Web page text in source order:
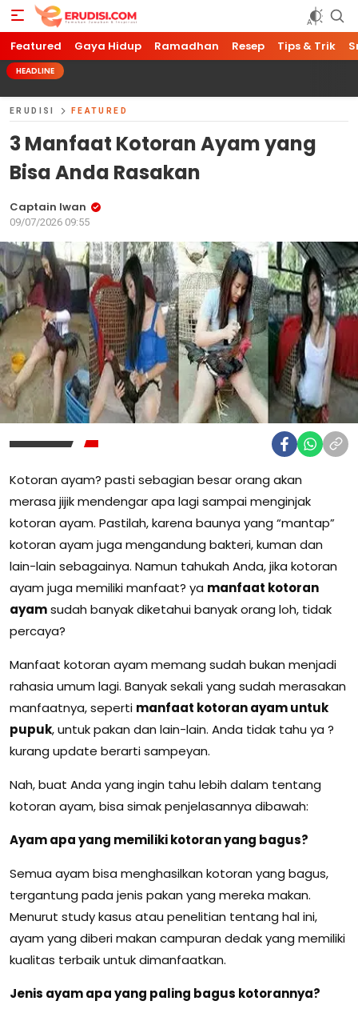
Featured Gaya Hidup Ramadhan Resep Tips & Trik
HEADLINE
ERUDISI FEATURED
3 Manfaat Kotoran Ayam yang
Bisa Anda Rasakan
Captain Iwan
09/07/2026 09:55
Kotoran ayam? pasti sebagian besar orang akan
merasa jijik mendengar apa lagi sampai menginjak
kotoran ayam. Pastilah, karena baunya yang “mantap”
kotoran ayam juga mengandung bakteri, kuman dan
lain-lain sebagainya. Namun tahukah Anda, jika kotoran
ayam juga memiliki manfaat? ya manfaat kotoran
ayamsudah banyak diketahui banyak orang loh, tidak
percaya?
Manfaat kotoran ayam memang sudah bukan menjadi
rahasia umum lagi. Banyak sekali yang sudah merasakan
manfaatnya, seperti manfaat kotoran ayam untuk
pupuk, untuk pakan dan lain-lain. Anda tidak tahu ya ?
kurang update berarti sampeyan.
Nah, buat Anda yang ingin tahu lebih dalam tentang
kotoran ayam, bisa simak penjelasannya dibawah:
Ayam apa yang memiliki kotoran yang bagus?
Semua ayam bisa menghasilkan kotoran yang bagus,
tergantung pada jenis pakan yang mereka makan.
Menurut study kasus atau penelitian tentang hal ini,
ayam yang diberi makan campuran dedak yang memiliki
kualitas terbaik untuk dimanfaatkan.
Jenis ayam apa yang paling bagus kotorannya?